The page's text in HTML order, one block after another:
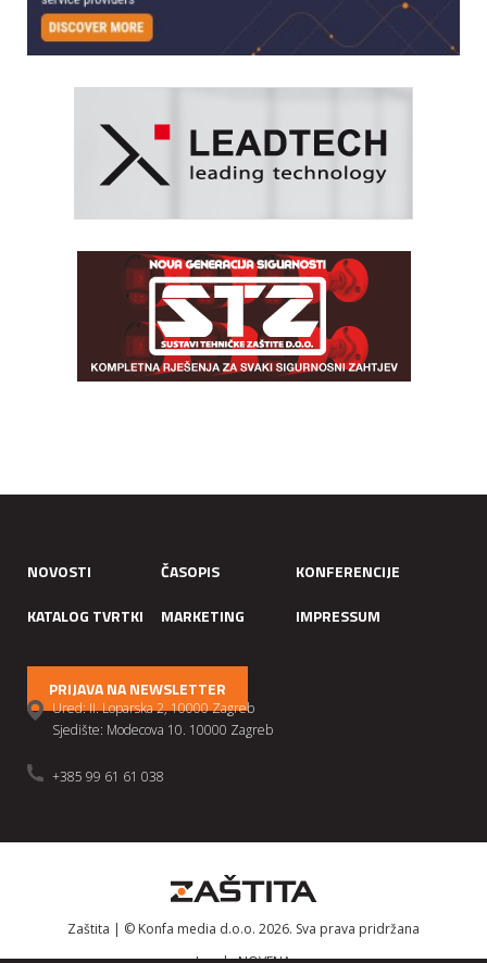
NOVOSTI ČASOPIS
KONFERENCIJE
KATALOG TVRTKI
MARKETING IMPRESSUM
PRIJAVA NA NEWSLETTER
Ured: II. Loparska 2, 10000 Zagreb
Sjedište: Modecova 10. 10000 Zagreb
+385 99 61 61 038
Zaštita | © Konfa media d.o.o. 2026. Sva prava pridržana